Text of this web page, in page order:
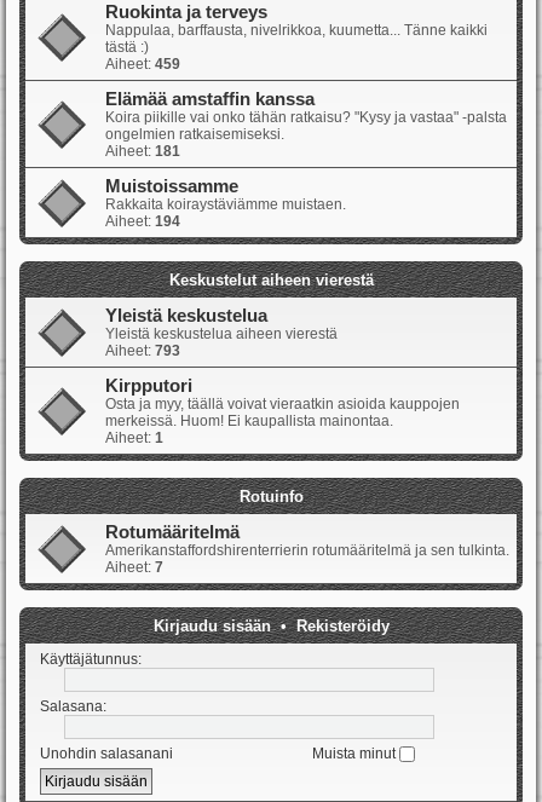
Ruokinta ja terveys
Nappulaa, barffausta, nivelrikkoa, kuumetta... Tänne kaikki
tästä :)
Aiheet: 459
Elämää amstaffin kanssa
Koira piikille vai onko tähän ratkaisu? "Kysy ja vastaa" -palsta
ongelmien ratkaisemiseksi.
Aiheet: 181
Muistoissamme
Rakkaita koiraystäviämme muistaen.
Aiheet: 194
Keskustelut aiheen vierestä
Yleistä keskustelua
Yleistä keskustelua aiheen vierestä
Aiheet: 793
Kirpputori
Osta ja myy, täällä voivat vieraatkin asioida kauppojen
merkeissä. Huom! Ei kaupallista mainontaa.
Aiheet: 1
Rotuinfo
Rotumääritelmä
Amerikanstaffordshirenterrierin rotumääritelmä ja sen tulkinta.
Aiheet: 7
Kirjaudu sisään•Rekisteröidy
Käyttäjätunnus:
Salasana:
Unohdin salasanani Muista minut